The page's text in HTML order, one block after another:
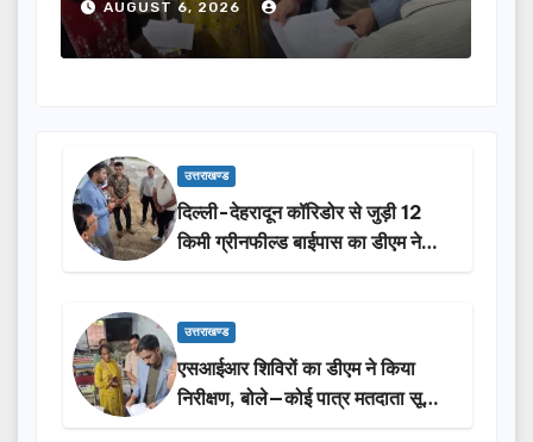
AUGUST 6, 2026
उत्तराखण्ड
दिल्ली-देहरादून कॉरिडोर से जुड़ी 12
किमी ग्रीनफील्ड बाईपास का डीएम ने
किया निरीक्षण…
उत्तराखण्ड
एसआईआर शिविरों का डीएम ने किया
निरीक्षण, बोले—कोई पात्र मतदाता सूची
से न छूटे…